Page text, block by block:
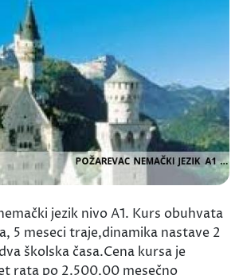
jezik nivo A1. Kurs obuhvata
5 meseci traje,dinamika nastave 2
školska časa.Cena kursa je
rata po 2.500,00 mesečno